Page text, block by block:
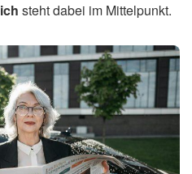
steht dabei im Mittelpunkt.